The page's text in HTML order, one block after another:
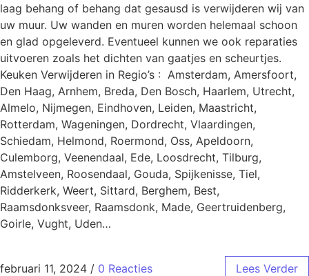
laag behang of behang dat gesausd is verwijderen wij van
uw muur. Uw wanden en muren worden helemaal schoon
en glad opgeleverd. Eventueel kunnen we ook reparaties
uitvoeren zoals het dichten van gaatjes en scheurtjes.
Keuken Verwijderen in Regio’s : Amsterdam, Amersfoort,
Den Haag, Arnhem, Breda, Den Bosch, Haarlem, Utrecht,
Almelo, Nijmegen, Eindhoven, Leiden, Maastricht,
Rotterdam, Wageningen, Dordrecht, Vlaardingen,
Schiedam, Helmond, Roermond, Oss, Apeldoorn,
Culemborg, Veenendaal, Ede, Loosdrecht, Tilburg,
Amstelveen, Roosendaal, Gouda, Spijkenisse, Tiel,
Ridderkerk, Weert, Sittard, Berghem, Best,
Raamsdonksveer, Raamsdonk, Made, Geertruidenberg,
Goirle, Vught, Uden…
februari 11, 2024 / 0 Reacties Lees Verder